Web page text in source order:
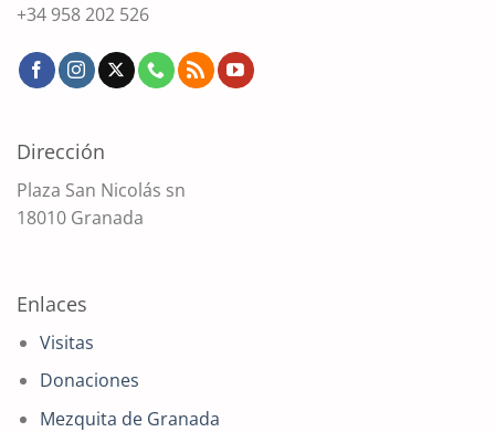
+34 958 202 526
Dirección
Plaza San Nicolás sn
18010 Granada
Enlaces
Visitas
Donaciones
Mezquita de Granada